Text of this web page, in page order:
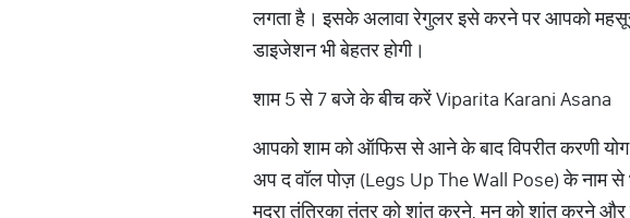
लगता है। इसके अलावा रेगुलर इसे करने पर आपको
डाइजेशन भी बेहतर होगी।
शाम 5 से 7 बजे के बीच करें Viparita Karani Asana
आपको शाम को ऑफिस से आने के बाद विपरीत करणी
अप द वॉल पोज़ (Legs Up The Wall Pose) के नाम से
मुद्रा तंत्रिका तंत्र को शांत करने, मन को शांत करने